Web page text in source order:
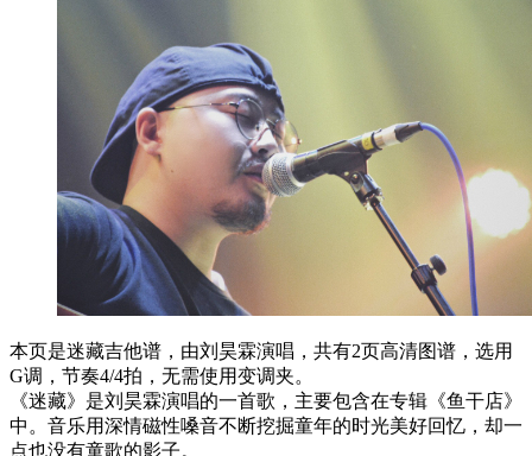
本页是迷藏吉他谱，由刘昊霖演唱，共有2页高清图谱，选用
G调，节奏4/4拍，无需使用变调夹。
《迷藏》是刘昊霖演唱的一首歌，主要包含在专辑《鱼干店》
中。音乐用深情磁性嗓音不断挖掘童年的时光美好回忆，却一
点也没有童歌的影子。